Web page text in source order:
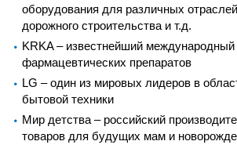
оборудования для различных
дорожного строительства и т.д.
KRKA – известнейший международный
фармацевтических препаратов
LG – один из мировых лидеров в
бытовой техники
Мир детства – российский
товаров для будущих мам и